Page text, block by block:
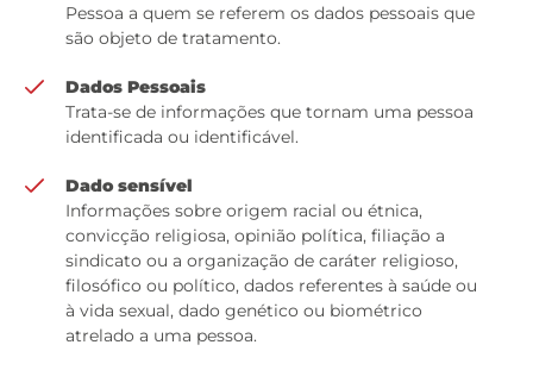
Pessoa a quem se referem os dados pessoais que
são objeto de tratamento.
Dados Pessoais
Trata-se de informações que tornam uma pessoa
identificada ou identificável.
Dado sensível
Informações sobre origem racial ou étnica,
convicção religiosa, opinião política, filiação a
sindicato ou a organização de caráter religioso,
filosófico ou político, dados referentes à saúde ou
à vida sexual, dado genético ou biométrico
atrelado a uma pessoa.